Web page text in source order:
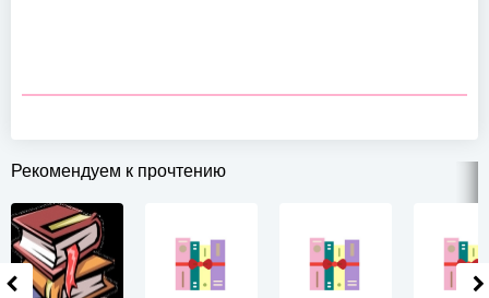
Рекомендуем к прочтению